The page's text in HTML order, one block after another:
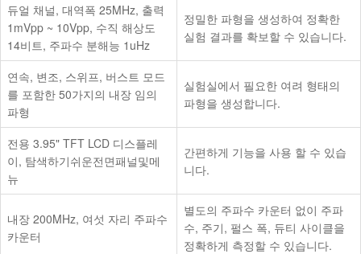
듀얼 채널, 대역폭 25MHz, 출력
1mVpp ~ 10Vpp, 수직 해상도
14비트, 주파수 분해능 1uHz
정밀한 파형을 생성하여 정확한
실험 결과를 확보할 수 있습니다.
연속, 변조, 스위프, 버스트 모드
를 포함한 50가지의 내장 임의
파형
실험실에서 필요한 여려 형태의
파형을 생성합니다.
전용 3.95" TFT LCD 디스플레
이, 탐색하기쉬운전면패널및메
뉴
간편하게 기능을 사용 할 수 있습
니다.
내장 200MHz, 여섯 자리 주파수
카운터
별도의 주파수 카운터 없이 주파
수, 주기, 펄스 폭, 듀티 사이클을
정확하게 측정할 수 있습니다.